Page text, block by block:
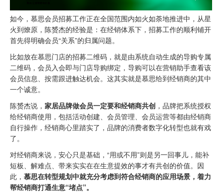
如今，慕思会员招募工作正在全国范围内如火如荼地推进中，从星
火到燎原，陈赟杰的经验是：在经销体系下，招募工作的顺利铺开
首先得明确会员“关系”的归属问题。
比如放在慕思门店的招募二维码，就是由系统自动生成的导购专属
二维码，会员入会即与门店导购绑定，导购可以在营销助手查看该
会员信息、按需跟进触达机会。这其实就是慕思给到经销商的其中
一个诚意。
陈赟杰说， 家居品牌做会员一定要和经销商共创 ，品牌把系统授权
给经销商使用，包括活动创建、会员管理、会员运营等都由经销商
自行操作，经销商心里踏实了，品牌的消费者数字化转型也就有戏
了。
对经销商来说，安心只是基础，“用或不用”则是另一回事儿，能补
短板、解难点、带来实实在在生意提效的事才有共创的价值。因
此， 慕思在转型规划中就充分考虑到符合经销商的应用场景，着力
帮经销商打通生意“堵点”。